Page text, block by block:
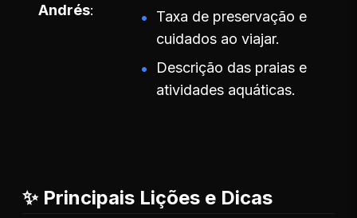
Andrés
Taxa de preservação e
cuidados ao viajar.
Descrição das praias e
atividades aquáticas.
✨ Principais Lições e Dicas